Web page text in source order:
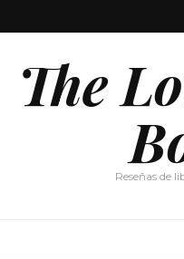
The
Reseñas de